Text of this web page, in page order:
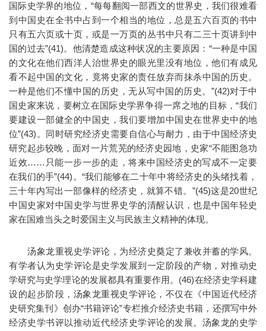
国际史学界的地位，“每每翻阅一部西文的世界史，我们很难看
到中国史在全书中占到一个相当的地位，总是五六百页的书中
只有五六页或十页，或是一万页的丛书中只有二三十页讲到中
国的过去”(41)。他清楚造成这种状况的主要原因：“一种是中国
的文化在他们西洋人治世界史的眼光里没有地位，他们有成见
看不起中国的文化，竟将史家的责任放弃而抹杀中国的历史。
一种是他们不懂中国的历史，无从写中国的历史。”(42)对于中
国史家来说，要树立在国际史学界争得一席之地的目标，“我们
要建设一部健全的中国史，我们要增加中国史在世界史中的地
位”(43)。同时研究经济史需要自信心与耐力，由于中国经济史
研究起步较晚，面对一片荒芜的经济史园地，史家“不能图急功
近效……只能一步一步的走，将来中国经济史的写成不一定要
在我们的手”(44)。“我们能够在二十年中将经济史的头绪找着，
三十年内写出一部像样的经济史，就算不错。”(45)这是20世纪
中国史家对中国史学与世界史学的清醒认识，也是中国年轻史
家在国难当头之时爱国主义与民族主义精神的体现。
汤象龙重视史学评论，为经济史奠定了兼收并蓄的学风。
有学者认为史学评论是史学发展到一定阶段的产物，对推动史
学研究与史学理论的发展都具有重要作用。(46)在经济史学科建
设的起步阶段，汤象龙重视史学评论，不仅在《中国近代经济
史研究集刊》创办“书籍评论”专栏推介经济史书籍，还撰写中外
经济史学书评以推动近代经济史学评论的发展。汤象龙的史学